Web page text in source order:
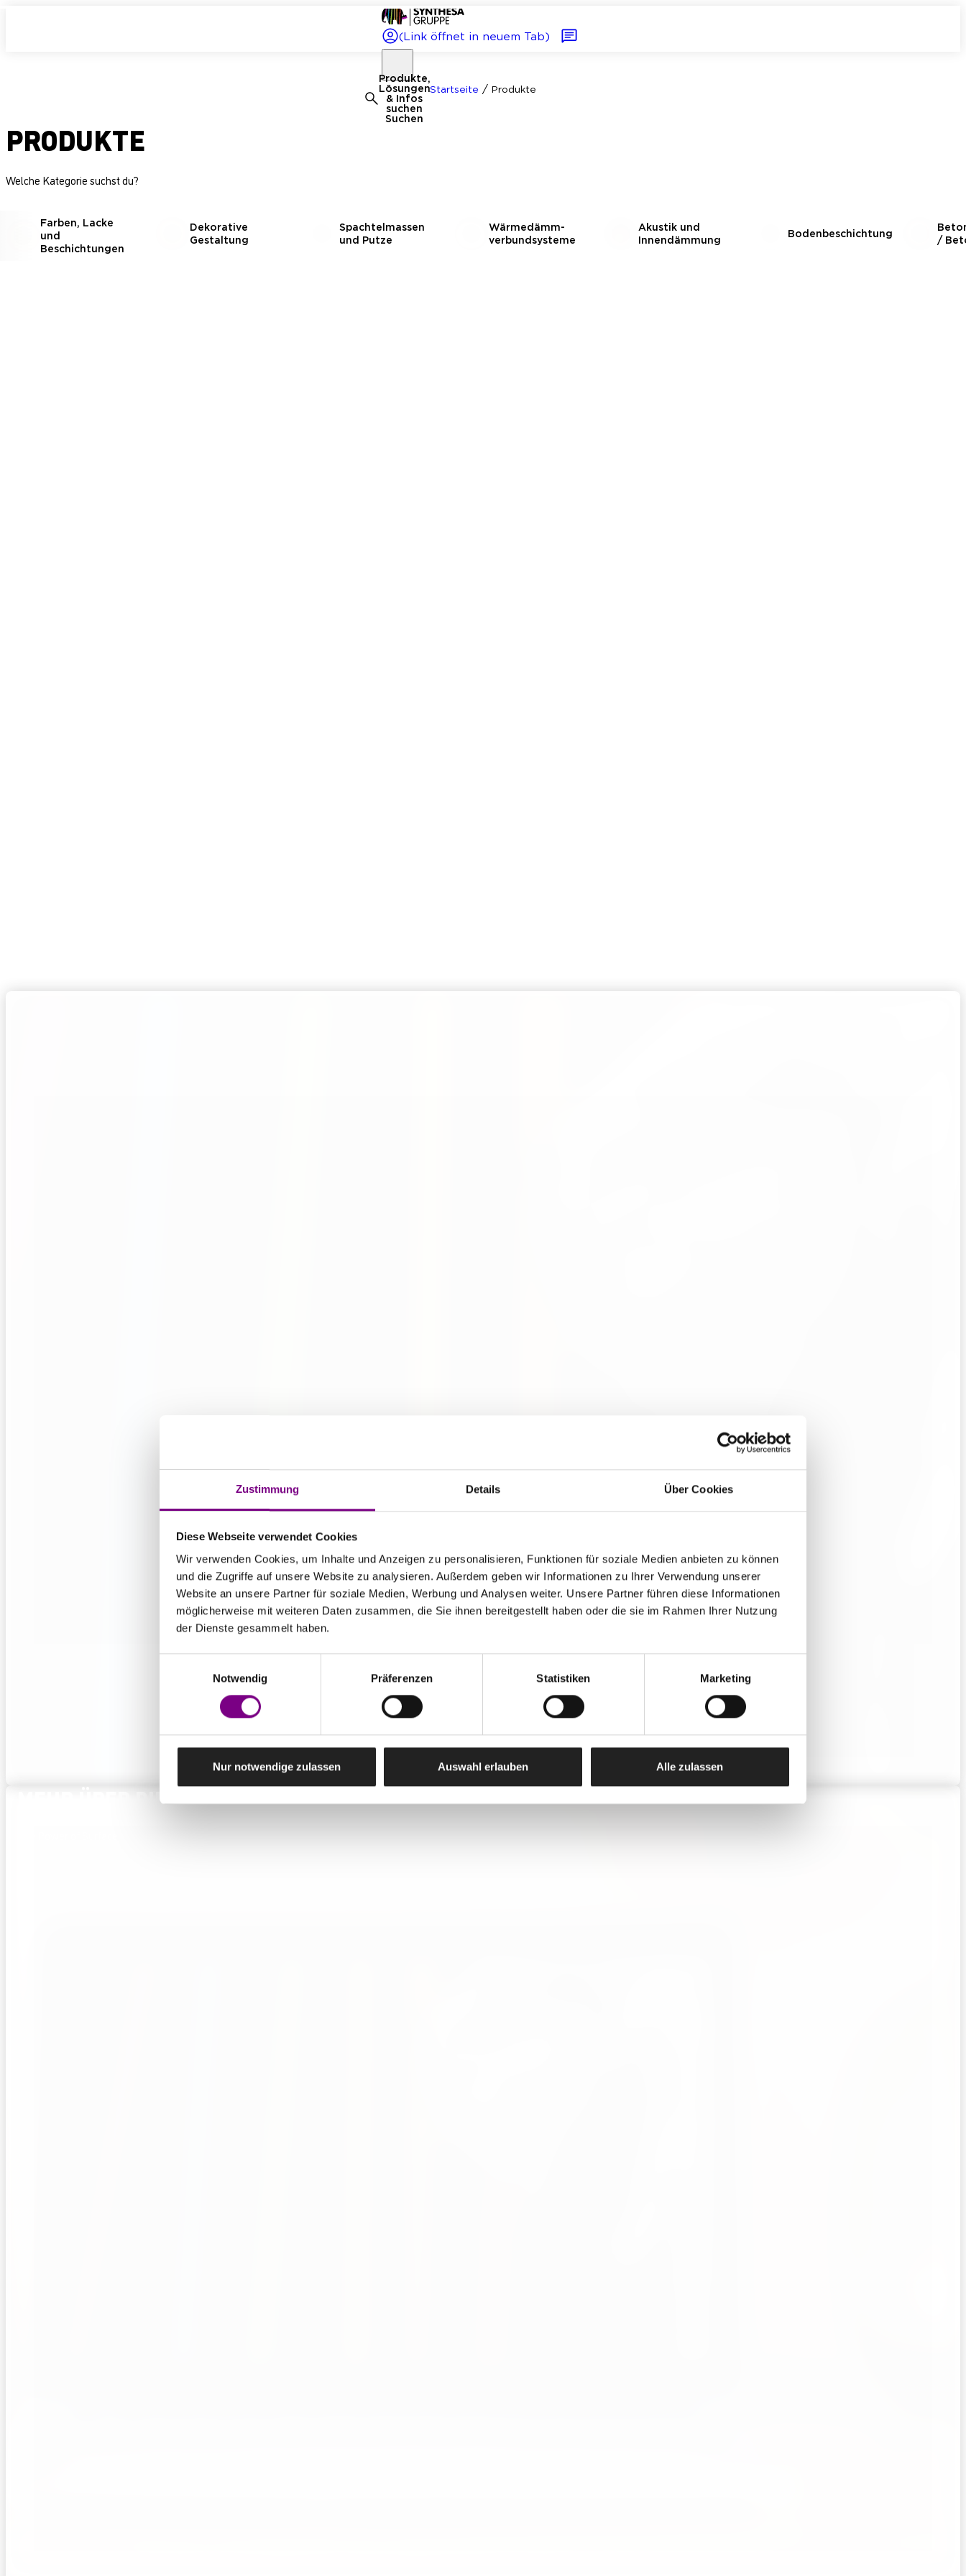
Zustimmung Details Über Cookies
Diese Webseite verwendet Cookies
Wir verwenden Cookies, um Inhalte und Anzeigen zu personalisieren, Funktionen für soziale Medien anbieten zu können
und die Zugriffe auf unsere Website zu analysieren. Außerdem geben wir Informationen zu Ihrer Verwendung unserer
Website an unsere Partner für soziale Medien, Werbung und Analysen weiter. Unsere Partner führen diese Informationen
möglicherweise mit weiteren Daten zusammen, die Sie ihnen bereitgestellt haben oder die sie im Rahmen Ihrer Nutzung
der Dienste gesammelt haben.
Notwendig
Präferenzen Statistiken Marketing
Nur notwendige zulassen Auswahl erlauben Alle zulassen
(Link öffnet in neuem Tab)
Produkte,
Lösungen
& Infos
suchen
Suchen
Startseite / Produkte
PRODUKTE
Welche Kategorie suchst du?
Farben, Lacke
und
Beschichtungen
Dekorative
Gestaltung
Spachtelmassen
und Putze
Wärmedämm­
verbundsysteme
Akustik und
Innendämmung
Bodenbeschichtung
/
MEHR ÜBER DIE MARKE CAPAROL ERFAHREN